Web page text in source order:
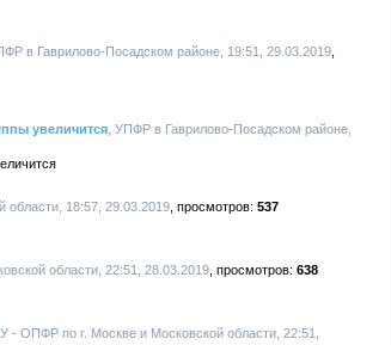
в Гаврилово-Посадском районе, 19:51, 29.03.2019
увеличится , УПФР в Гаврилово-Посадском районе,
области, 18:57, 29.03.2019
537
области, 22:51, 28.03.2019
638
- ОПФР по г. Москве и Московской области, 22:51,